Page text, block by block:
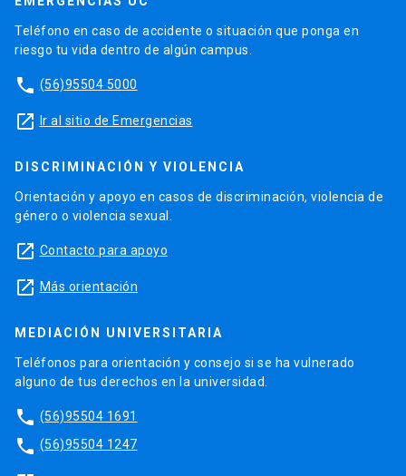
Teléfono en caso de accidente o situación que ponga en
riesgo tu vida dentro de algún campus.
phone (56)95504 5000
launch Ir al sitio de Emergencias
DISCRIMINACIÓN Y VIOLENCIA
Orientación y apoyo en casos de discriminación, violencia de
género o violencia sexual.
launch Contacto para apoyo
launch Más orientación
MEDIACIÓN UNIVERSITARIA
Teléfonos para orientación y consejo si se ha vulnerado
alguno de tus derechos en la universidad.
phone (56)95504 1691
phone (56)95504 1247